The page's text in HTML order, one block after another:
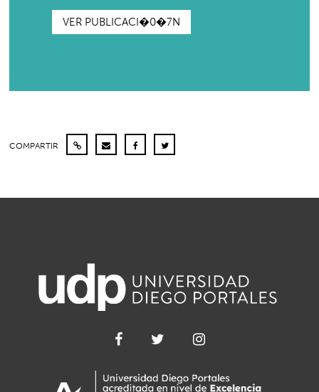
VER PUBLICACI�0�7N
COMPARTIR